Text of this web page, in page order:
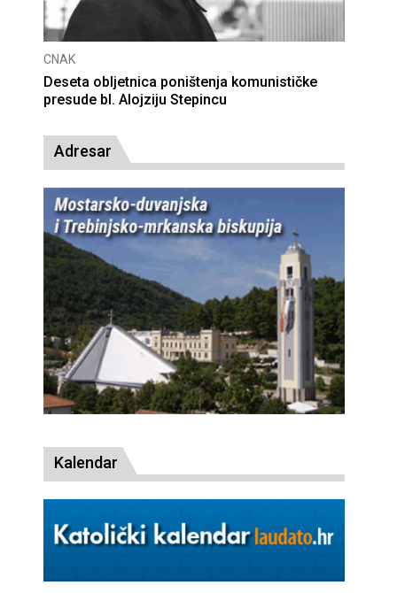
CNAK
Deseta obljetnica poništenja komunističke
presude bl. Alojziju Stepincu
Adresar
Kalendar